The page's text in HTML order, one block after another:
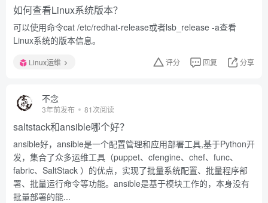
如何查看Linux系统版本？
可以使用命令cat /etc/redhat-release或者lsb_release -a查看
Linux系统的版本信息。
Linux运维 评分 回复 分享
不念
3年前发布 81次阅读
saltstack和ansible哪个好？
ansible好，ansible是一个配置管理和应用部署工具,基于Python开
发，集合了众多运维工具（puppet、cfengine、chef、func、
fabric、SaltStack ）的优点，实现了批量系统配置、批量程序部
署、批量运行命令等功能。ansible是基于模块工作的，本身没有
批量部署的能...